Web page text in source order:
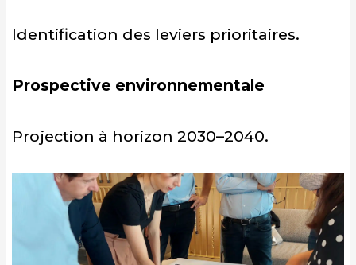
Identification des leviers prioritaires.
Prospective environnementale
Projection à horizon 2030–2040.